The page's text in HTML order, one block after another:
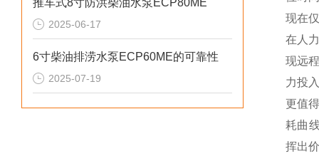
推车式8寸防洪柴油水泵ECP80ME
2025-06-17
6寸柴油排涝水泵ECP60ME的可靠性
2025-07-19
现在
在人
现远
力投
更值
耗曲
挥出